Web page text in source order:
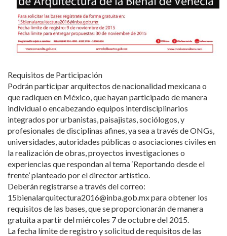
Requisitos de Participación
Podrán participar arquitectos de nacionalidad mexicana o
que radiquen en México, que hayan participado de manera
individual o encabezando equipos interdisciplinarios
integrados por urbanistas, paisajistas, sociólogos, y
profesionales de disciplinas afines, ya sea a través de ONGs,
universidades, autoridades públicas o asociaciones civiles en
la realización de obras, proyectos investigaciones o
experiencias que respondan al tema ‘Reportando desde el
frente’ planteado por el director artístico.
Deberán registrarse a través del correo:
15bienalarquitectura2016@inba.gob.mx para obtener los
requisitos de las bases, que se proporcionarán de manera
gratuita a partir del miércoles 7 de octubre del 2015.
La fecha límite de registro y solicitud de requisitos de las